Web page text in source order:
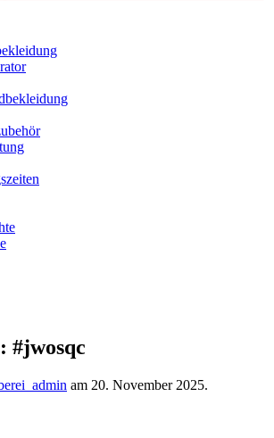
#jwosqc
am 20. November 2025.